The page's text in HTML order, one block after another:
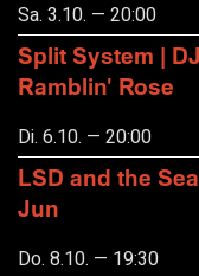
Sa. 3.10. — 20:00
Split System |
Ramblin' Rose
Di. 6.10. — 20:00
LSD and the
Jun
Do. 8.10. — 19:30